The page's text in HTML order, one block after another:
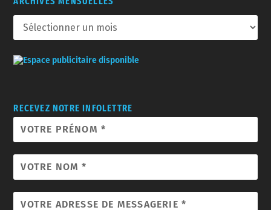
RECEVEZ NOTRE INFOLETTRE